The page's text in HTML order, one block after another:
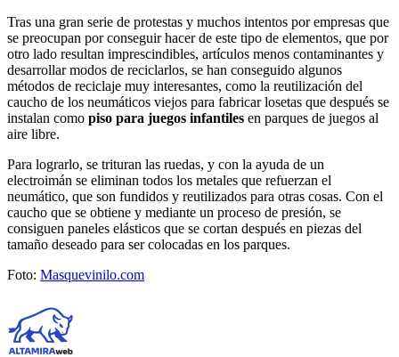
Tras una gran serie de protestas y muchos intentos por empresas que
se preocupan por conseguir hacer de este tipo de elementos, que por
otro lado resultan imprescindibles, artículos menos contaminantes y
desarrollar modos de reciclarlos, se han conseguido algunos
métodos de reciclaje muy interesantes, como la reutilización del
caucho de los neumáticos viejos para fabricar losetas que después se
instalan como piso para juegos infantiles en parques de juegos al
aire libre.
Para lograrlo, se trituran las ruedas, y con la ayuda de un
electroimán se eliminan todos los metales que refuerzan el
neumático, que son fundidos y reutilizados para otras cosas. Con el
caucho que se obtiene y mediante un proceso de presión, se
consiguen paneles elásticos que se cortan después en piezas del
tamaño deseado para ser colocadas en los parques.
Foto: Masquevinilo.com